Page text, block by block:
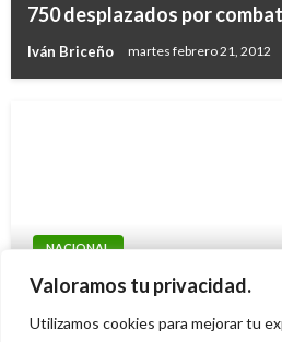
Valoramos tu privacidad.
Utilizamos cookies para mejorar tu
750 desplazados por
Iván Briceño martes febrero 21, 2012
NACIONAL
Resultados de las loterías y